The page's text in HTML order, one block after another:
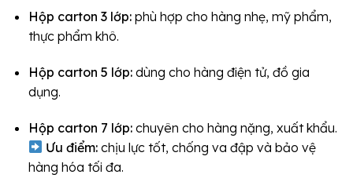
Hộp carton 3 lớp:phù hợp cho hàng nhẹ, mỹ phẩm,
thực phẩm khô.
Hộp carton 5 lớp:dùng cho hàng điện tử, đồ gia
dụng.
Hộp carton 7 lớp:chuyên cho hàng nặng, xuất khẩu.
Ưu điểm: chịu lực tốt, chống va đập và bảo vệ
hàng hóa tối đa.